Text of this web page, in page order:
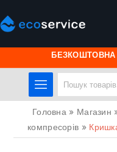
БЕЗКОШТОВНА
Головна » Магазин
компресорів »